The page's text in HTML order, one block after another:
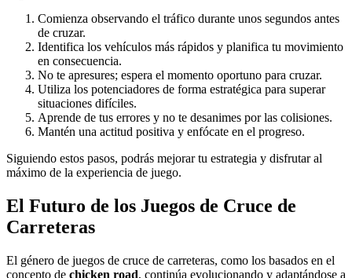
Comienza observando el tráfico durante unos segundos antes
de cruzar.
Identifica los vehículos más rápidos y planifica tu movimiento
en consecuencia.
No te apresures; espera el momento oportuno para cruzar.
Utiliza los potenciadores de forma estratégica para superar
situaciones difíciles.
Aprende de tus errores y no te desanimes por las colisiones.
Mantén una actitud positiva y enfócate en el progreso.
Siguiendo estos pasos, podrás mejorar tu estrategia y disfrutar al
máximo de la experiencia de juego.
El Futuro de los Juegos de Cruce de
Carreteras
El género de juegos de cruce de carreteras, como los basados en el
concepto de chicken road, continúa evolucionando y adaptándose a